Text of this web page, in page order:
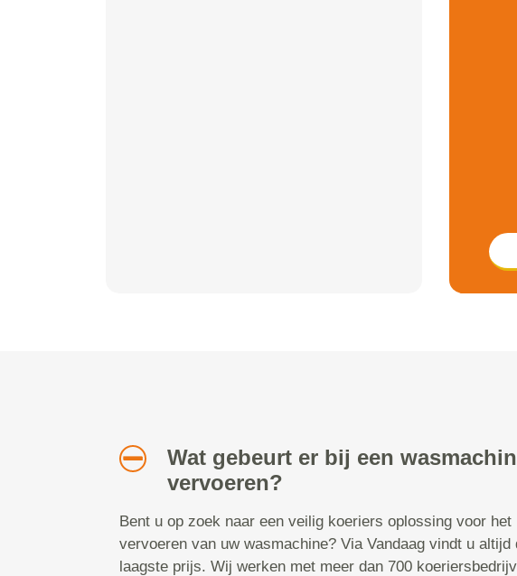
Wat gebeurt er bij een
vervoeren?
Bent u op zoek naar een veilig koeriers oplossing voor het
vervoeren van uw wasmachine? Via Vandaag vindt u altijd
laagste prijs. Wij werken met meer dan 700